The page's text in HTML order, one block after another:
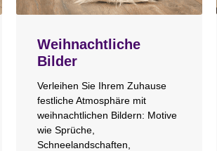
Weihnachtliche
Bilder
Verleihen Sie Ihrem Zuhause
festliche Atmosphäre mit
weihnachtlichen Bildern: Motive
wie Sprüche,
Schneelandschaften,